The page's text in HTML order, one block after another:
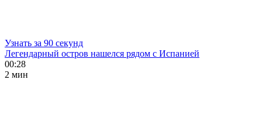
Узнать за 90 секунд
Легендарный остров нашелся рядом с Испанией
00:28
2 мин